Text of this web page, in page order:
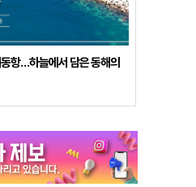
항…하늘에서 담은 동해의